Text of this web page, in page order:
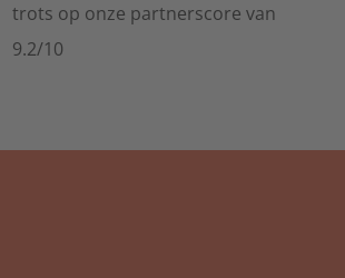
trots op onze partnerscore van
9.2/10